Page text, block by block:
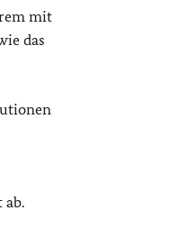
mit
das
ab.